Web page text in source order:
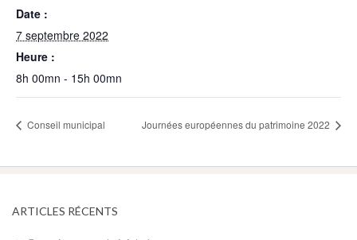
Date :
7 septembre 2022
Heure :
8h 00mn - 15h 00mn
Conseil municipal Journées européennes du patrimoine 2022
ARTICLES RÉCENTS